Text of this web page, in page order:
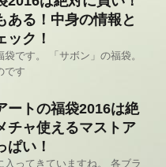
ある！中身の情報と
ック！
です。 「サボン」の福袋。
です
ートの福袋2016は絶
チャ使えるマストア
ぱい！
入ってきていますね。 各ブラ